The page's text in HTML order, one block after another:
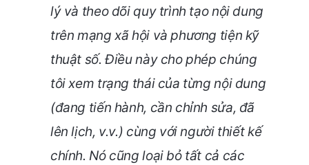
lý và theo dõi quy trình tạo nội dung
trên mạng xã hội và phương tiện kỹ
thuật số. Điều này cho phép chúng
tôi xem trạng thái của từng nội dung
(đang tiến hành, cần chỉnh sửa, đã
lên lịch, v.v.) cùng với người thiết kế
chính. Nó cũng loại bỏ tất cả các